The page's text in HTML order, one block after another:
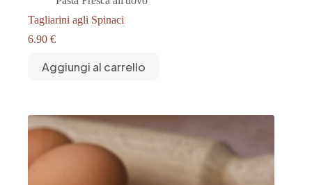
Tagliarini agli Spinaci
6.90 €
Aggiungi al carrello